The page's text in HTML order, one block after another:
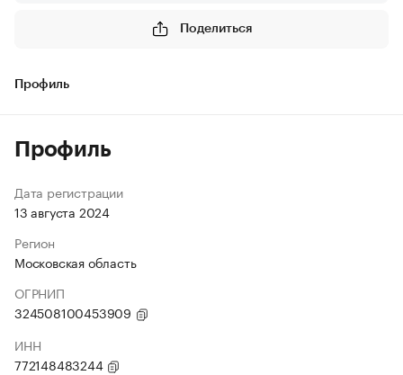
Поделиться
Профиль
Профиль
Дата регистрации
13 августа 2024
Регион
Московская область
ОГРНИП
324508100453909
ИНН
772148483244